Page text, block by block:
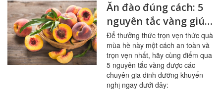
Ăn đào đúng cách: 5
nguyên tắc vàng giúp
sạch mạch máu,
tránh ngộ độc
Để thưởng thức trọn vẹn thức quà
mùa hè này một cách an toàn và
trọn vẹn nhất, hãy cùng điểm qua
5 nguyên tắc vàng được các
chuyên gia dinh dưỡng khuyến
nghị ngay dưới đây: